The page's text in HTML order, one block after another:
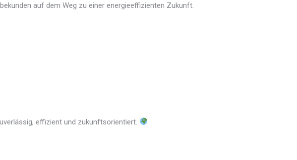
auf dem Weg zu einer energieeffizienten Zukunft.
effizient und zukunftsorientiert.